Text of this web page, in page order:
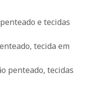
e tecidas
tecida em
penteado, tecidas